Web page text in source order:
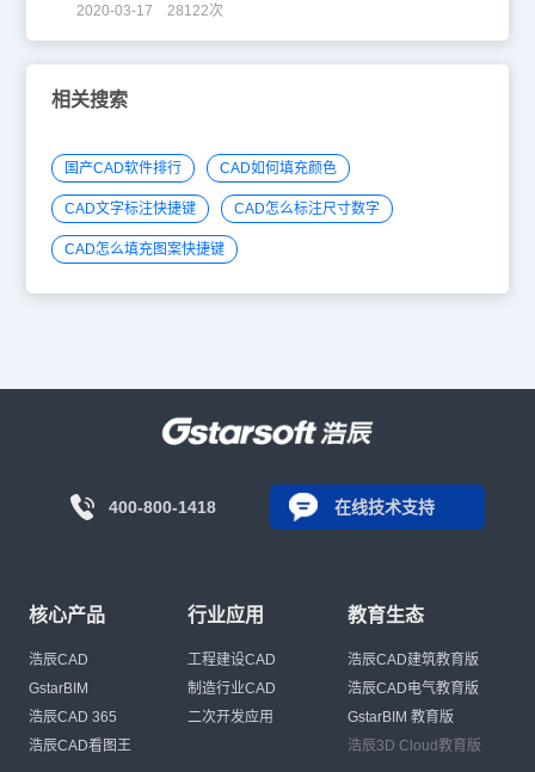
2020-03-17 28122次
相关搜索
国产CAD软件排行 CAD如何填充颜色
CAD文字标注快捷键 CAD怎么标注尺寸数字
CAD怎么填充图案快捷键
400-800-1418 在线技术支持
核心产品
浩辰CAD
GstarBIM
浩辰CAD 365
浩辰CAD看图王
行业应用
工程建设CAD
制造行业CAD
二次开发应用
教育生态
浩辰CAD建筑教育版
浩辰CAD电气教育版
GstarBIM 教育版
浩辰3D Cloud教育版